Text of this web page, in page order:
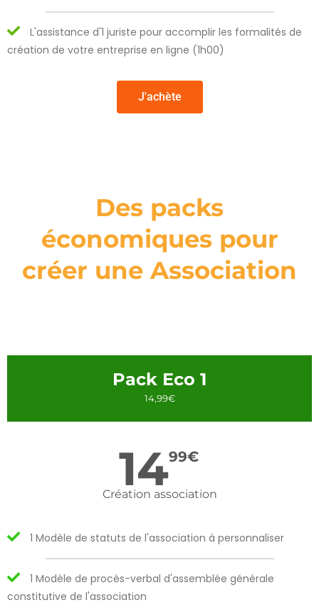
L'assistance d'1 juriste pour accomplir les formalités de
création de votre entreprise en ligne (1h00)
J'achète
Des packs
économiques pour
créer une Association
Pack Eco 1
14,99€
1499€
Création association
1 Modèle de statuts de l'association à personnaliser
1 Modèle de procès-verbal d'assemblée générale
constitutive de l'association